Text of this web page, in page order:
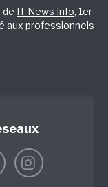
de IT News Info, 1er
aux professionnels